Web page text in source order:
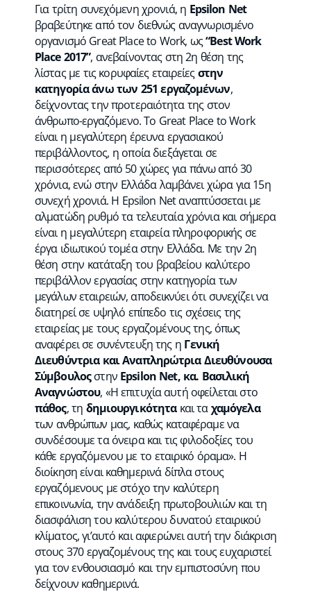
Για τρίτη συνεχόμενη χρονιά, η Epsilon Net
βραβεύτηκε από τον διεθνώς αναγνωρισμένο
οργανισμό Great Place to Work, ως“Best Work
Place 2017”, ανεβαίνοντας στη 2η θέση της
λίστας με τις κορυφαίες εταιρείεςστην
κατηγορία άνω των 251 εργαζομένων,
δείχνοντας την προτεραιότητα της στον
άνθρωπο-εργαζόμενο. Το Great Place to Work
είναι η μεγαλύτερη έρευνα εργασιακού
περιβάλλοντος, η οποία διεξάγεται σε
περισσότερες από 50 χώρες για πάνω από 30
χρόνια, ενώ στην Ελλάδα λαμβάνει χώρα για 15η
συνεχή χρονιά. Η Epsilon Net αναπτύσσεται με
αλματώδη ρυθμό τα τελευταία χρόνια και σήμερα
είναι η μεγαλύτερη εταιρεία πληροφορικής σε
έργα ιδιωτικού τομέα στην Ελλάδα. Με την 2η
θέση στην κατάταξη του βραβείου καλύτερο
περιβάλλον εργασίας στην κατηγορία των
μεγάλων εταιρειών, αποδεικνύει ότι συνεχίζει να
διατηρεί σε υψηλό επίπεδο τις σχέσεις της
εταιρείας με τους εργαζομένους της, όπως
αναφέρει σε συνέντευξη της η Γενική
Διευθύντρια και Αναπληρώτρια Διευθύνουσα
Σύμβουλοςστην Epsilon Net, κα. Βασιλική
Αναγνώστου, «Η επιτυχία αυτή οφείλεται στο
πάθος, τη δημιουργικότητακαι ταχαμόγελα
των ανθρώπων μας, καθώς καταφέραμε να
συνδέσουμε τα όνειρα και τις φιλοδοξίες του
κάθε εργαζόμενου με το εταιρικό όραμα». Η
διοίκηση είναι καθημερινά δίπλα στους
εργαζόμενους με στόχο την καλύτερη
επικοινωνία, την ανάδειξη πρωτοβουλιών και τη
διασφάλιση του καλύτερου δυνατού εταιρικού
κλίματος, γι’αυτό και αφιερώνει αυτή την διάκριση
στους 370 εργαζομένους της και τους ευχαριστεί
για τον ενθουσιασμό και την εμπιστοσύνη που
δείχνουν καθημερινά.